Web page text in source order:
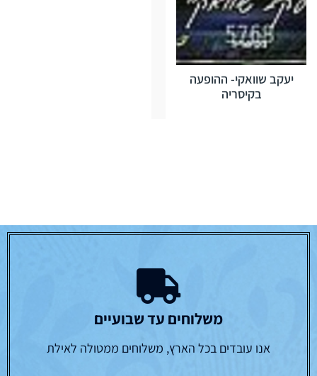
יעקב שוואקי- ההופעה
בקיסריה
משלוחים עד שבועיים
אנו עובדים בכל הארץ, משלוחים ממטולה לאילת